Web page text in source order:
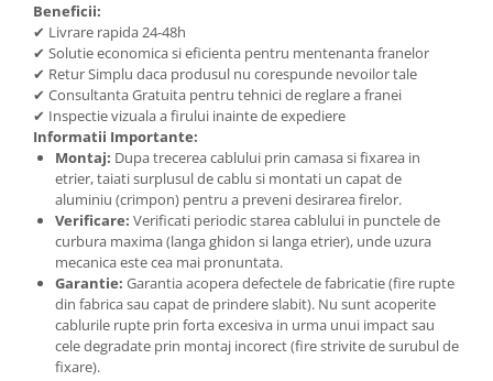
Beneficii:
✔ Livrare rapida 24-48h
✔ Solutie economica si eficienta pentru mentenanta franelor
✔ Retur Simplu daca produsul nu corespunde nevoilor tale
✔ Consultanta Gratuita pentru tehnici de reglare a franei
✔ Inspectie vizuala a firului inainte de expediere
Informatii Importante:
Montaj: Dupa trecerea cablului prin camasa si fixarea in
etrier, taiati surplusul de cablu si montati un capat de
aluminiu (crimpon) pentru a preveni desirarea firelor.
Verificare: Verificati periodic starea cablului in punctele de
curbura maxima (langa ghidon si langa etrier), unde uzura
mecanica este cea mai pronuntata.
Garantie: Garantia acopera defectele de fabricatie (fire rupte
din fabrica sau capat de prindere slabit). Nu sunt acoperite
cablurile rupte prin forta excesiva in urma unui impact sau
cele degradate prin montaj incorect (fire strivite de surubul de
fixare).